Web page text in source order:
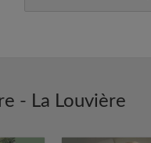
- La Louvière